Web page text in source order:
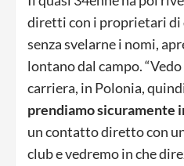
diretti con i proprietari di
senza svelarne i nomi,
lontano dal campo.
carriera, in Polonia,
prendiamo sicuramente
un contatto diretto con
club e vedremo in che